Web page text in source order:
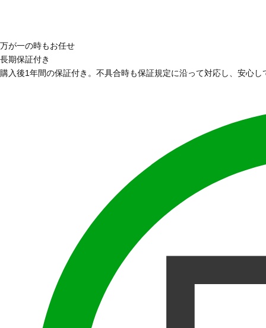
万が一の時もお任せ
長期保証付き
購入後1年間の保証付き。不具合時も保証規定に沿って対応し、安心